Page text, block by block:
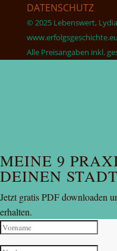
DATENSCHUTZ
© 2025 Lebenswert,
www.erfolgsgeschichte.eu
Alle Preisangaben inkl.
MEINE 9
DEINEN
Jetzt gratis PDF downloaden
erhalten.